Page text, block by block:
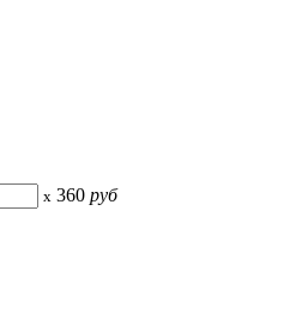
x 360 руб